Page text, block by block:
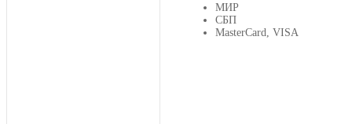
МИР
СБП
MasterCard, VISA